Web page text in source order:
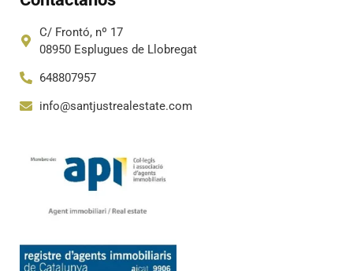
C/ Frontó, nº 17
08950 Esplugues de Llobregat
648807957
info@santjustrealestate.com